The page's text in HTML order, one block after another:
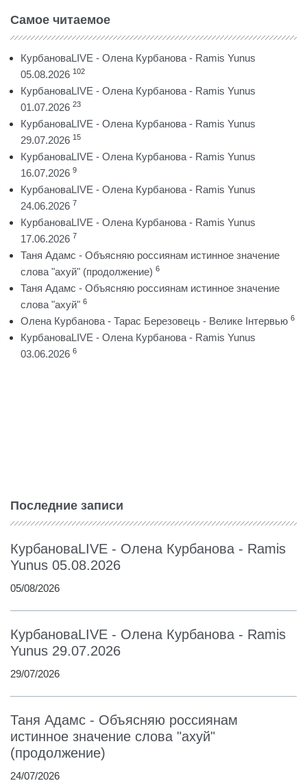
Самое читаемое
КурбановаLIVE - Олена Курбанова - Ramis Yunus
05.08.2026 102
КурбановаLIVE - Олена Курбанова - Ramis Yunus
01.07.2026 23
КурбановаLIVE - Олена Курбанова - Ramis Yunus
29.07.2026 15
КурбановаLIVE - Олена Курбанова - Ramis Yunus
16.07.2026 9
КурбановаLIVE - Олена Курбанова - Ramis Yunus
24.06.2026 7
КурбановаLIVE - Олена Курбанова - Ramis Yunus
17.06.2026 7
Таня Адамс - Объясняю россиянам истинное значение
слова "ахуй" (продолжение) 6
Таня Адамс - Объясняю россиянам истинное значение
слова "ахуй" 6
Олена Курбанова - Тарас Березовець - Велике Інтервью 6
КурбановаLIVE - Олена Курбанова - Ramis Yunus
03.06.2026 6
Последние записи
КурбановаLIVE - Олена Курбанова - Ramis
Yunus 05.08.2026
05/08/2026
КурбановаLIVE - Олена Курбанова - Ramis
Yunus 29.07.2026
29/07/2026
Таня Адамс - Объясняю россиянам
истинное значение слова "ахуй"
(продолжение)
24/07/2026